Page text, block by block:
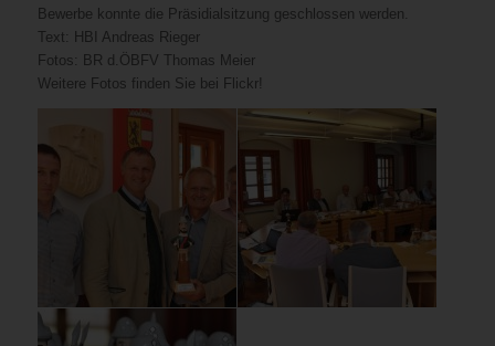
Bewerbe konnte die Präsidialsitzung geschlossen werden.
Text: HBI Andreas Rieger
Fotos: BR d.ÖBFV Thomas Meier
Weitere Fotos finden Sie bei Flickr!